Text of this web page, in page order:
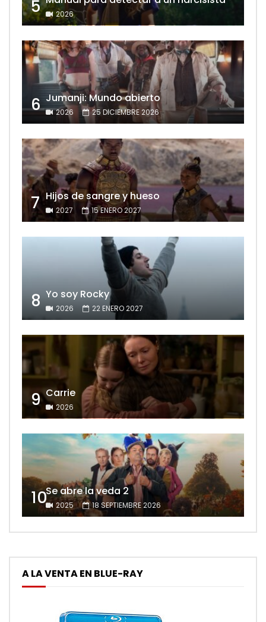
5 2026
6 Jumanji: Mundo abierto
2026 25 DICIEMBRE 2026
7 Hijos de sangre y hueso
2027 15 ENERO 2027
8 Yo soy Rocky
2026 22 ENERO 2027
9 Carrie
2026
10Se abre la veda 2
2025 18 SEPTIEMBRE 2026
A LA VENTA EN BLUE-RAY